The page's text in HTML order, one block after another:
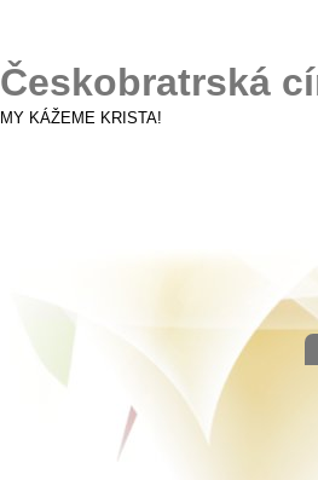
Českobratrská
MY KÁŽEME KRISTA!